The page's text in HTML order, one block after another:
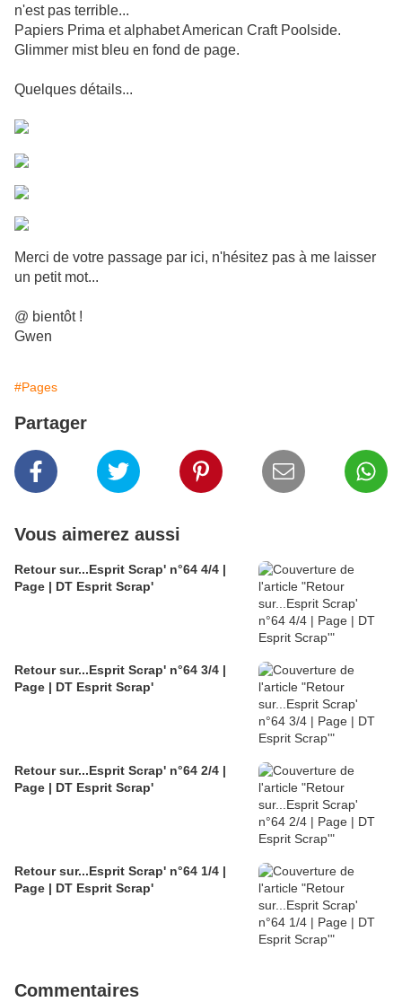
n'est pas terrible...
Papiers Prima et alphabet American Craft Poolside.
Glimmer mist bleu en fond de page.
Quelques détails...
Merci de votre passage par ici, n'hésitez pas à me laisser
un petit mot...
@ bientôt !
Gwen
#Pages
Partager
Vous aimerez aussi
Retour sur...Esprit Scrap' n°64 4/4 |
Page | DT Esprit Scrap'
Retour sur...Esprit Scrap' n°64 3/4 |
Page | DT Esprit Scrap'
Retour sur...Esprit Scrap' n°64 2/4 |
Page | DT Esprit Scrap'
Retour sur...Esprit Scrap' n°64 1/4 |
Page | DT Esprit Scrap'
Commentaires